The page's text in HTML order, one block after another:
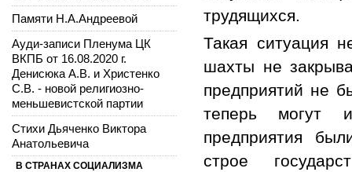
трудящихся.
Такая ситуация
шахты не
предприятий не
теперь могут
предприятия
строе
Памяти Н.А.Андреевой
Ауди-записи Пленума ЦК
ВКПБ от 16.08.2020 г.
Денисюка А.В. и Христенко
С.В. - новой религиозно-
меньшевистской партии
Стихи Дьяченко Виктора
Анатольевича
В СТРАНАХ СОЦИАЛИЗМА